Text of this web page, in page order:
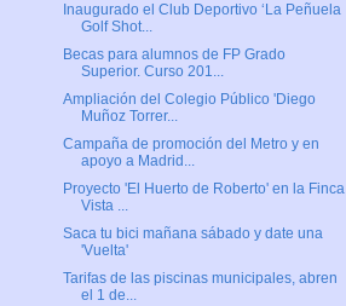
Inaugurado el Club Deportivo ‘La Peñuela
Golf Shot...
Becas para alumnos de FP Grado
Superior. Curso 201...
Ampliación del Colegio Público 'Diego
Muñoz Torrer...
Campaña de promoción del Metro y en
apoyo a Madrid...
Proyecto 'El Huerto de Roberto' en la Finca
Vista ...
Saca tu bici mañana sábado y date una
'Vuelta'
Tarifas de las piscinas municipales, abren
el 1 de...